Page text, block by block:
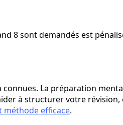
8 sont demandés est
La préparation
à structurer votre révision,
méthode efficace.